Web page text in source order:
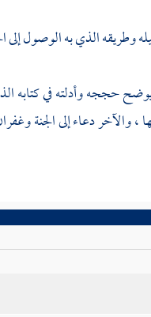
وطريقه الذي به الوصول إلى
حججه وأدلته في كتابه
، والآخر دعاء إلى الجنة